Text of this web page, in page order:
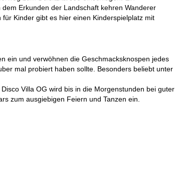
Erkunden der Landschaft kehren Wanderer
Kinder gibt es hier einen Kinderspielplatz mit
ein und verwöhnen die Geschmacksknospen jedes
mal probiert haben sollte. Besonders beliebt unter
Villa OG wird bis in die Morgenstunden bei guter
zum ausgiebigen Feiern und Tanzen ein.